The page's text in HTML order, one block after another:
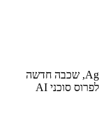
Salesforce הכריזה על הזמינות הכללית של Agentforce, שכבה חדשה
בפלטפורמת Salesforce המאפשרת לחברות לבנות ולפרוס סוכני AI